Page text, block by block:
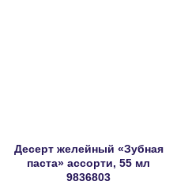
Десерт желейный «Зубная
паста» ассорти, 55 мл
9836803